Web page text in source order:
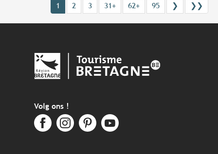
1 2 3 31+ 62+ 95 ❯ ❯❯
Volg ons !